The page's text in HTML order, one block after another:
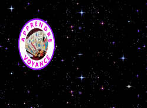
Étiquette :caractère